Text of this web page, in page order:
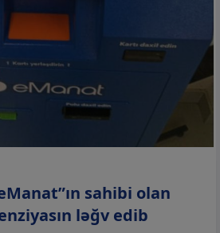
sahibi olan
ləğv edib